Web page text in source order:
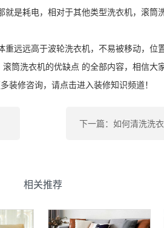
是耗电，相对于其他类型洗衣机，滚筒
远远高于波轮洗衣机，不易被移动，位
筒洗衣机的优缺点 的全部内容，相信大
装修咨询，请点击进入装修知识频道！
下一篇：如何清洗洗
相关推荐